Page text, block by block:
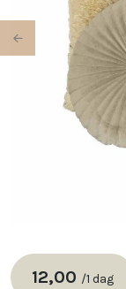
12,00 /1 dag
Previous